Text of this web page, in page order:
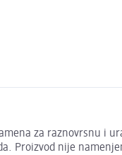
za raznovrsnu i
Proizvod nije